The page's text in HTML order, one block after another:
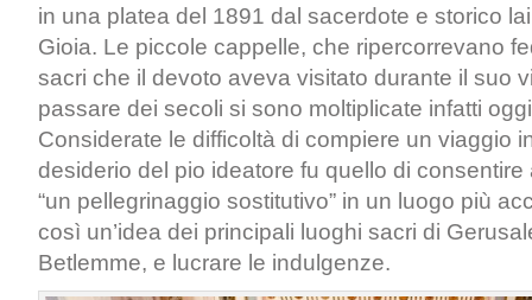
in una platea del 1891 dal sacerdote e storico
Gioia. Le piccole cappelle, che ripercorrevano
sacri che il devoto aveva visitato durante il suo
passare dei secoli si sono moltiplicate infatti
Considerate le difficoltà di compiere un viaggio
desiderio del pio ideatore fu quello di consentire
“un pellegrinaggio sostitutivo” in un luogo più
così un’idea dei principali luoghi sacri di
Betlemme, e lucrare le indulgenze.